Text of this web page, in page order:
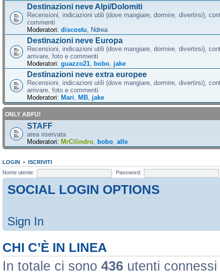
Destinazioni neve Alpi/Dolomiti
Recensioni, indicazioni utili (dove mangiare, dormire, divertirsi),
commenti
Moderatori: discostu Ndrea
Destinazioni neve Europa
Recensioni, indicazioni utili (dove mangiare, dormire, divertirsi),
arrivare, foto e commenti
Moderatori: guazzo21 bobo jake
Destinazioni neve extra europee
Recensioni, indicazioni utili (dove mangiare, dormire, divertirsi),
arrivare, foto e commenti
Moderatori: Mari MB jake
ONLY ABFU!
STAFF
area riservata
Moderatori: MrCilindro bobo alle
LOGIN • ISCRIVITI
Nome utente:
Password:
SOCIAL LOGIN OPTIONS
Sign In
CHI C’È IN LINEA
In totale ci sono 436 utenti